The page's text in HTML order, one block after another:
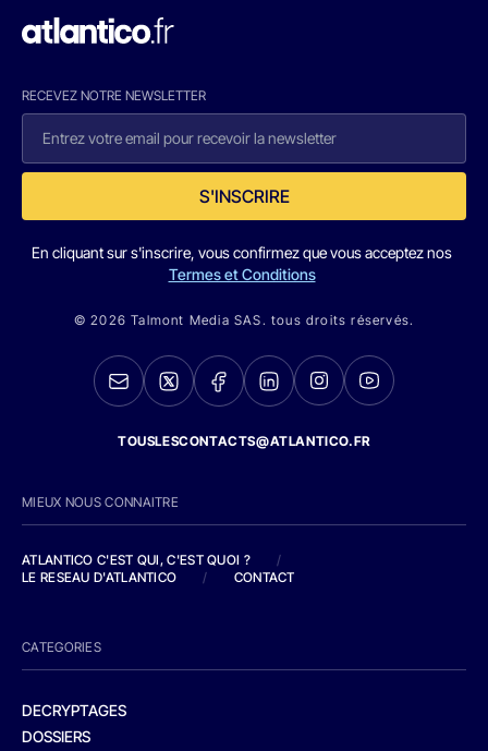
RECEVEZ NOTRE NEWSLETTER
S'INSCRIRE
En cliquant sur s'inscrire, vous confirmez que vous acceptez nos
Termes et Conditions
© 2026 Talmont Media SAS. tous droits réservés.
TOUSLESCONTACTS@ATLANTICO.FR
MIEUX NOUS CONNAITRE
ATLANTICO C'EST QUI, C'EST QUOI ?
/
LE RESEAU D'ATLANTICO
/ CONTACT
CATEGORIES
DECRYPTAGES
DOSSIERS